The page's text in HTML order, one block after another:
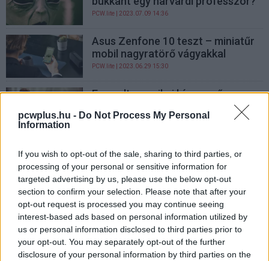
pcwplus.hu - Do Not Process My Personal
Information
If you wish to opt-out of the sale, sharing to third parties, or
processing of your personal or sensitive information for
targeted advertising by us, please use the below opt-out
section to confirm your selection. Please note that after your
opt-out request is processed you may continue seeing
interest-based ads based on personal information utilized by
us or personal information disclosed to third parties prior to
your opt-out. You may separately opt-out of the further
disclosure of your personal information by third parties on the
PCW.lite | 2023.07.09 14:36
Asus Zenfone 10 teszt – miniatűr
mobil nagyratörő vágyakkal
PCW.lite | 2023.06.29 15:30
Egy volt amerikai hírszerző
szerint az USA tulajdonában van
egy földönkívüli jármű
Nézd meg te is a Pentagon
legújabb UFO-videóit!
PCW.lite| 2023.04.21 07:33
Hatalmas kaszára készültek,
csúfosan bukták a negyedévet a
processzorgyártók
PCW.pro| 2023.02.11 11:50